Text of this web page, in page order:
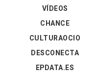
VÍDEOS
CHANCE
CULTURAOCIO
DESCONECTA
EPDATA.ES